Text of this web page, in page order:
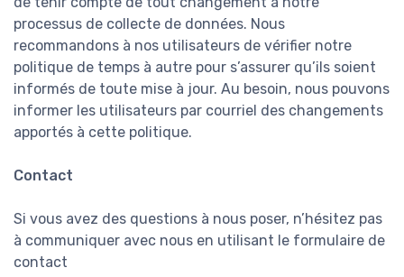
processus de collecte de données. Nous
recommandons à nos utilisateurs de vérifier notre
politique de temps à autre pour s’assurer qu’ils soient
informés de toute mise à jour. Au besoin, nous pouvons
informer les utilisateurs par courriel des changements
apportés à cette politique.
Contact
Si vous avez des questions à nous poser, n’hésitez pas
à communiquer avec nous en utilisant le formulaire de
contact